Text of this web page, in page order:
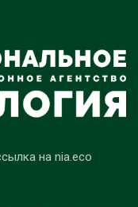
на nia.eco